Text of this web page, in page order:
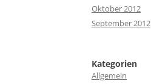
Oktober 2012
September 2012
Kategorien
Allgemein